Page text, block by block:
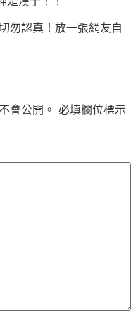
勿認真！放一張網友自
會公開。 必填欄位標示